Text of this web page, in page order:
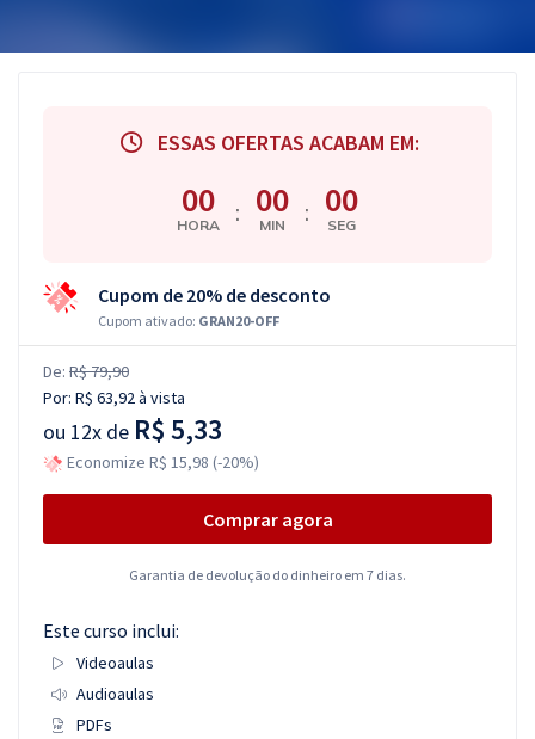
ESSAS OFERTAS ACABAM EM:
00
HORA : 00
MIN : 00
SEG
Cupom de 20% de desconto
Cupom ativado: GRAN20-OFF
De: R$ 79,90
Por: R$ 63,92à vista
ou 12x de R$ 5,33
Economize R$ 15,98 (-20%)
Comprar agora
Garantia de devolução do dinheiro em 7 dias.
Este curso inclui:
Videoaulas
Audioaulas
PDFs